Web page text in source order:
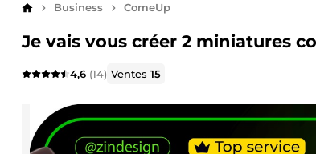
AccueilBusiness ComeUp
Je vais vous créer 2 miniatures
4,6 (14) Ventes15